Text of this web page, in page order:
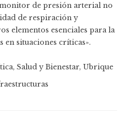
de presión arterial no
de respiración y
elementos esenciales para la
en situaciones críticas».
, Salud y Bienestar, Ubrique